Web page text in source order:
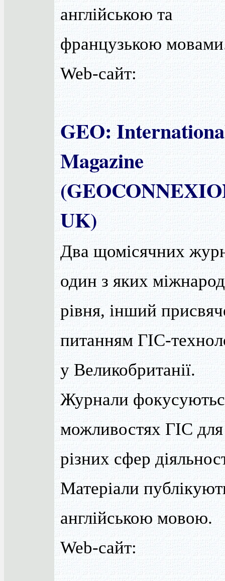
англійською та
французькою
Web-сайт:
GEO:
Magazine
UK)
Два щомісячних
один з яких
рівня, інший
питанням ГІС-
у Великобританії.
Журнали
можливостях ГІС для
різних сфер
Матеріали
англійською мовою.
Web-сайт: